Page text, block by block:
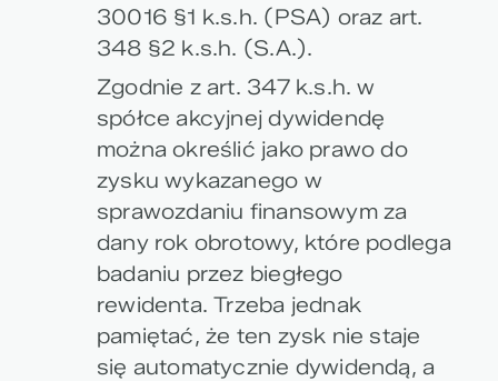
30016 §1 k.s.h. (PSA) oraz art.
348 §2 k.s.h. (S.A.).
Zgodnie z art. 347 k.s.h. w
spółce akcyjnej dywidendę
można określić jako prawo do
zysku wykazanego w
sprawozdaniu finansowym za
dany rok obrotowy, które podlega
badaniu przez biegłego
rewidenta. Trzeba jednak
pamiętać, że ten zysk nie staje
się automatycznie dywidendą, a